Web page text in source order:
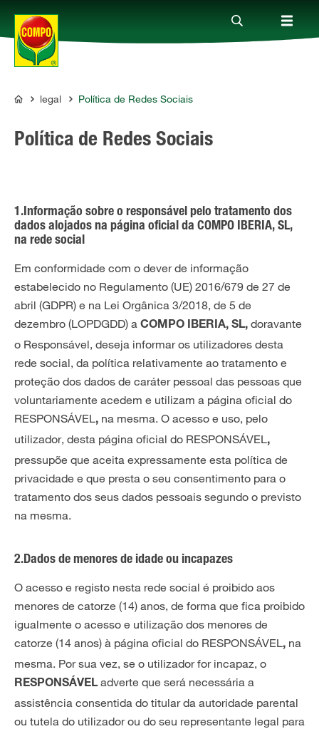
Produtos
Guia
Quem somos
COMPO
legal Política de Redes Sociais
Política de Redes Sociais
1.Informação sobre o responsável pelo tratamento dos
dados alojados na página oficial da COMPO IBERIA, SL,
na rede social
Em conformidade com o dever de informação
estabelecido no Regulamento (UE) 2016/679 de 27 de
abril (GDPR) e na Lei Orgânica 3/2018, de 5 de
dezembro (LOPDGDD) a COMPO IBERIA, SL, doravante
o Responsável, deseja informar os utilizadores desta
rede social, da política relativamente ao tratamento e
proteção dos dados de caráter pessoal das pessoas que
voluntariamente acedem e utilizam a página oficial do
RESPONSÁVEL, na mesma. O acesso e uso, pelo
utilizador, desta página oficial do RESPONSÁVEL,
pressupõe que aceita expressamente esta política de
privacidade e que presta o seu consentimento para o
tratamento dos seus dados pessoais segundo o previsto
na mesma.
2.Dados de menores de idade ou incapazes
O acesso e registo nesta rede social é proibido aos
menores de catorze (14) anos, de forma que fica proibido
igualmente o acesso e utilização dos menores de
catorze (14 anos) à página oficial do RESPONSÁVEL, na
mesma. Por sua vez, se o utilizador for incapaz, o
RESPONSÁVELadverte que será necessária a
assistência consentida do titular da autoridade parental
ou tutela do utilizador ou do seu representante legal para